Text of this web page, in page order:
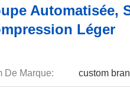
Automatisée,
Léger
De Marque: custom